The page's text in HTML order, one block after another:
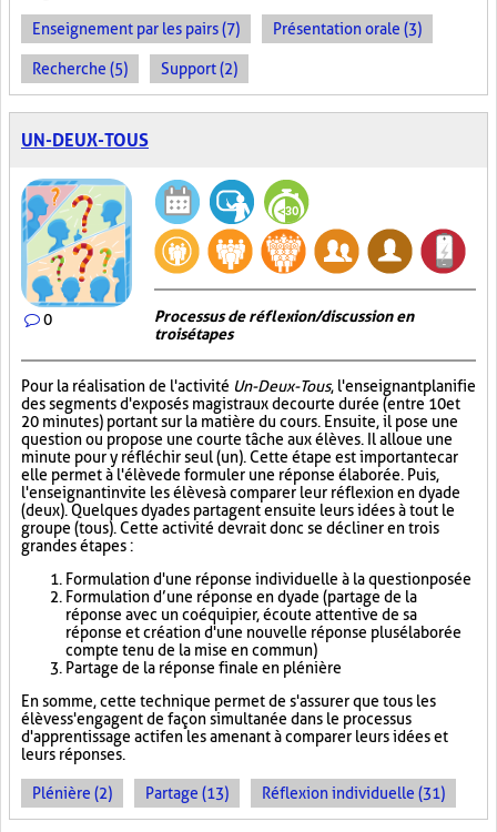
Enseignement par les pairs (7) Présentation orale (3)
Recherche (5) Support (2)
UN-DEUX-TOUS
0
Processus de réflexion/discussion en
trois étapes
Pour la réalisation de l'activité Un-Deux-Tous, l'enseignant planifie
des segments d'exposés magistraux de courte durée (entre 10 et
20 minutes) portant sur la matière du cours. Ensuite, il pose une
question ou propose une courte tâche aux élèves. Il alloue une
minute pour y réfléchir seul (un). Cette étape est importante car
elle permet à l'élève de formuler une réponse élaborée. Puis,
l'enseignant invite les élèves à comparer leur réflexion en dyade
(deux). Quelques dyades partagent ensuite leurs idées à tout le
groupe (tous). Cette activité devrait donc se décliner en trois
grandes étapes :
Formulation d'une réponse individuelle à la question posée
Formulation d’une réponse en dyade (partage de la
réponse avec un coéquipier, écoute attentive de sa
réponse et création d'une nouvelle réponse plus élaborée
compte tenu de la mise en commun)
Partage de la réponse finale en plénière
En somme, cette technique permet de s'assurer que tous les
élèves s'engagent de façon simultanée dans le processus
d'apprentissage actif en les amenant à comparer leurs idées et
leurs réponses.
Plénière (2) Partage (13) Réflexion individuelle (31)